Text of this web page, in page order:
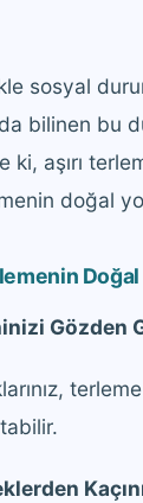
sosyal
bilinen bu
ki, aşırı
doğal
Doğal
Gözden